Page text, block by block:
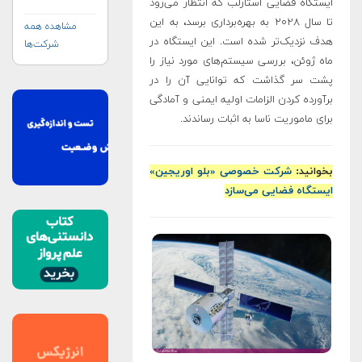
ایستگاه فضایی استارلب که انتظار می‌رود
تا سال ۲۰۲۸ به بهره‌برداری برسد، به این
هدف نزدیک‌تر شده است. این ایستگاه در
ماه ژوئن، بررسی سیستم‌های مورد نیاز را
پشت سر گذاشت که توانایی آن را در
برآورده کردن الزامات اولیه ایمنی و آمادگی
برای ماموریت ناسا به اثبات رساندند.
بخوانید: شرکت خصوصی «بلو اوریجین»
ایستگاه فضایی می‌سازد
مشاهده همه
شرکت‌ها